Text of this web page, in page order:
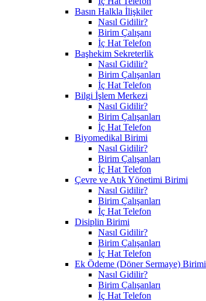
Basın Halkla İlişkiler
Nasıl Gidilir?
Birim Çalışanı
İç Hat Telefon
Başhekim Sekreterlik
Nasıl Gidilir?
Birim Çalışanları
İç Hat Telefon
Bilgi İşlem Merkezi
Nasıl Gidilir?
Birim Çalışanları
İç Hat Telefon
Biyomedikal Birimi
Nasıl Gidilir?
Birim Çalışanları
İç Hat Telefon
Çevre ve Atık Yönetimi Birimi
Nasıl Gidilir?
Birim Çalışanları
İç Hat Telefon
Disiplin Birimi
Nasıl Gidilir?
Birim Çalışanları
İç Hat Telefon
Ek Ödeme (Döner Sermaye) Birimi
Nasıl Gidilir?
Birim Çalışanları
İç Hat Telefon